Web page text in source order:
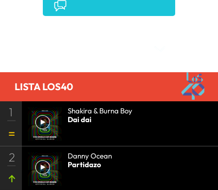
LISTA LOS40
1
Shakira & Burna Boy
Dai dai
2
Danny Ocean
Partidazo